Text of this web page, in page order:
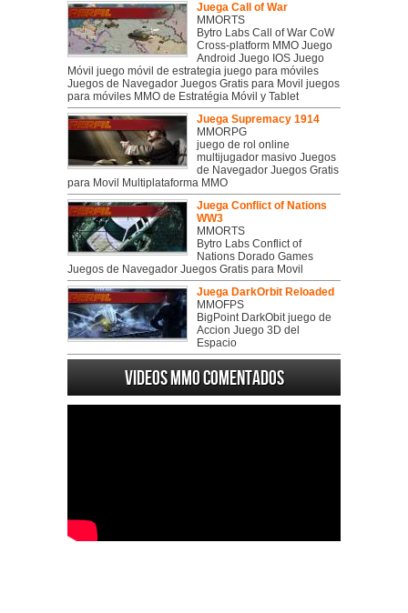
Juega Call of War
MMORTS
Bytro Labs Call of War CoW
Cross-platform MMO Juego
Android Juego IOS Juego
Móvil juego móvil de estrategia juego para móviles
Juegos de Navegador Juegos Gratis para Movil juegos
para móviles MMO de Estratégia Móvil y Tablet
Juega Supremacy 1914
MMORPG
juego de rol online
multijugador masivo Juegos
de Navegador Juegos Gratis
para Movil Multiplataforma MMO
Juega Conflict of Nations
WW3
MMORTS
Bytro Labs Conflict of
Nations Dorado Games
Juegos de Navegador Juegos Gratis para Movil
Juega DarkOrbit Reloaded
MMOFPS
BigPoint DarkObit juego de
Accion Juego 3D del
Espacio
Videos MMO Comentados